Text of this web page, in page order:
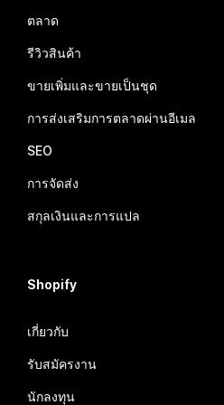
ตลาด
รีวิวสินค้า
ขายเพิ่มและขายเป็นชุด
การส่งเสริมการตลาดผ่านอีเมล
SEO
การจัดส่ง
สกุลเงินและการแปล
Shopify
เกี่ยวกับ
รับสมัครงาน
นักลงทุน